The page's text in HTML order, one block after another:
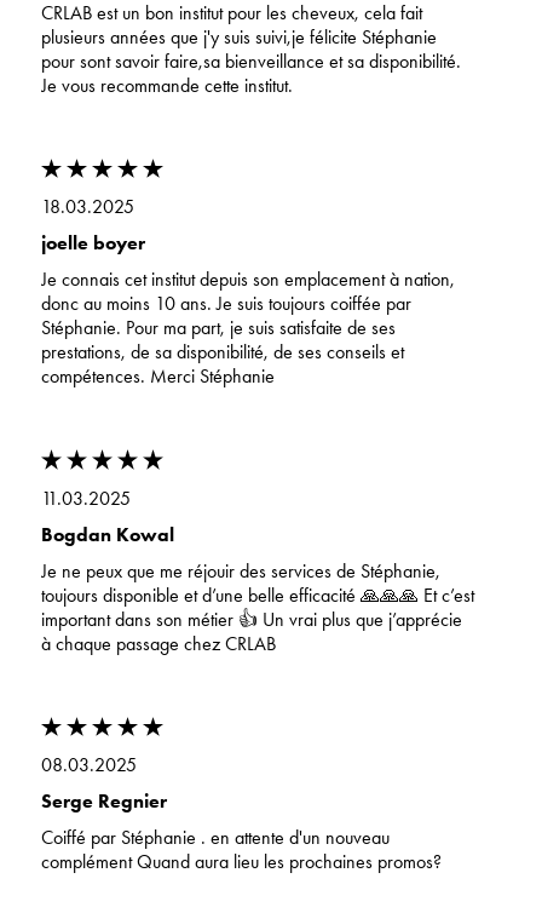
CRLAB est un bon institut pour les cheveux, cela fait
plusieurs années que j'y suis suivi,je félicite Stéphanie
pour sont savoir faire,sa bienveillance et sa disponibilité.
Je vous recommande cette institut.
18.03.2025
joelle boyer
Je connais cet institut depuis son emplacement à nation,
donc au moins 10 ans. Je suis toujours coiffée par
Stéphanie. Pour ma part, je suis satisfaite de ses
prestations, de sa disponibilité, de ses conseils et
compétences. Merci Stéphanie
11.03.2025
Bogdan Kowal
Je ne peux que me réjouir des services de Stéphanie,
toujours disponible et d’une belle efficacité 🙏🙏🙏 Et c’est
important dans son métier 👍 Un vrai plus que j’apprécie
à chaque passage chez CRLAB
08.03.2025
Serge Regnier
Coiffé par Stéphanie . en attente d'un nouveau
complément Quand aura lieu les prochaines promos?